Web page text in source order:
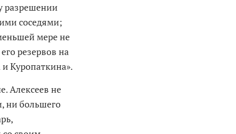
разрешении
соседями;
мере не
резервов на
Куропаткина».
Алексеев не
ни большего